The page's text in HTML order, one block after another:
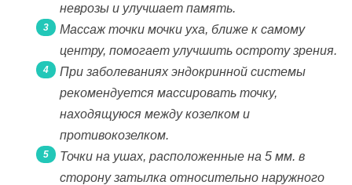
неврозы и улучшает память.
Массаж точки мочки уха, ближе к самому
центру, помогает улучшить остроту зрения.
При заболеваниях эндокринной системы
рекомендуется массировать точку,
находящуюся между козелком и
противокозелком.
Точки на ушах, расположенные на 5 мм. в
сторону затылка относительно наружного